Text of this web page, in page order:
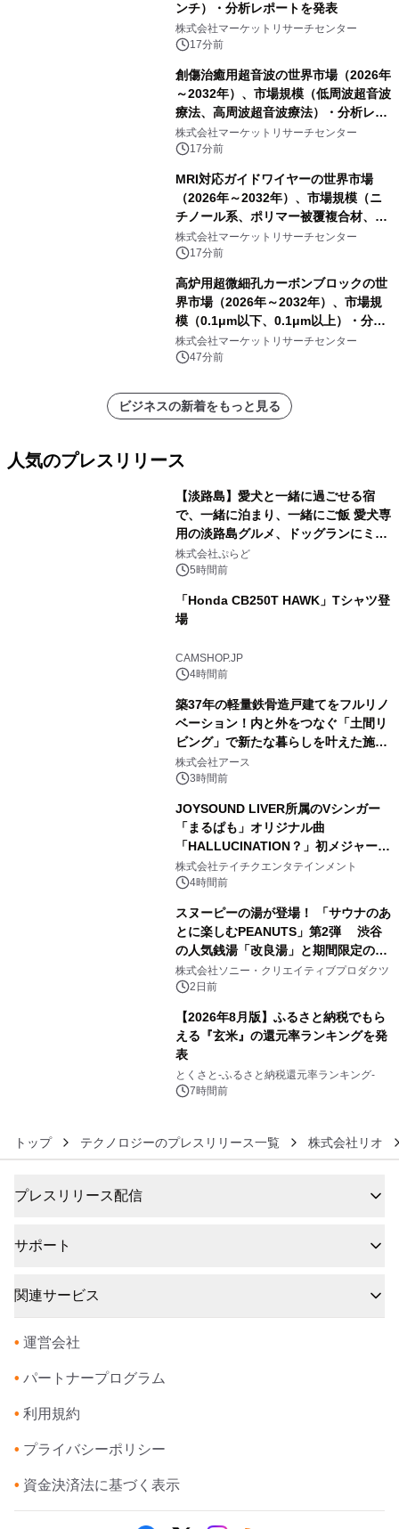
ンチ）・分析レポートを発表
株式会社マーケットリサーチセンター
17分前
創傷治癒用超音波の世界市場（2026年
～2032年）、市場規模（低周波超音波
療法、高周波超音波療法）・分析レポ
ートを発表
株式会社マーケットリサーチセンター
17分前
MRI対応ガイドワイヤーの世界市場
（2026年～2032年）、市場規模（ニ
チノール系、ポリマー被覆複合材、そ
の他）・分析レポートを発表
株式会社マーケットリサーチセンター
17分前
高炉用超微細孔カーボンブロックの世
界市場（2026年～2032年）、市場規
模（0.1μm以下、0.1μm以上）・分析
レポートを発表
株式会社マーケットリサーチセンター
47分前
ビジネスの新着をもっと見る
人気のプレスリリース
【淡路島】愛犬と一緒に過ごせる宿
で、一緒に泊まり、一緒にご飯 愛犬専
用の淡路島グルメ、ドッグランにミニ
プール グランピングとトレーラーハウ
スの2施設で
株式会社ぷらど
5時間前
「Honda CB250T HAWK」Tシャツ登
場
CAMSHOP.JP
4時間前
築37年の軽量鉄骨造戸建てをフルリノ
ベーション！内と外をつなぐ「土間リ
ビング」で新たな暮らしを叶えた施工
事例を株式会社アースが公開
株式会社アース
3時間前
JOYSOUND LIVER所属のVシンガー
「まるぱも」オリジナル曲
「HALLUCINATION？」初メジャー配
信リリース決定！
株式会社テイチクエンタテインメント
4時間前
スヌーピーの湯が登場！ 「サウナのあ
とに楽しむPEANUTS」第2弾 渋谷
の人気銭湯「改良湯」と期間限定のコ
ラボレーション サウナイキタイコラ
ボグッズも発売決定！
株式会社ソニー・クリエイティブプロダクツ
2日前
【2026年8月版】ふるさと納税でもら
える『玄米』の還元率ランキングを発
表
とくさと-ふるさと納税還元率ランキング-
7時間前
トップ テクノロジーのプレスリリース一覧 株式会社リオ
プレスリリース配信
サポート
関連サービス
• 運営会社
• パートナープログラム
• 利用規約
• プライバシーポリシー
• 資金決済法に基づく表示